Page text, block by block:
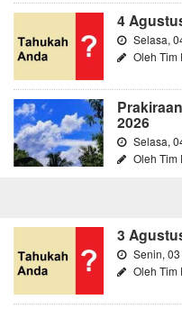
4
Selasa,
Oleh Tim
2026
Selasa,
Oleh Tim
3
Senin,
Oleh Tim